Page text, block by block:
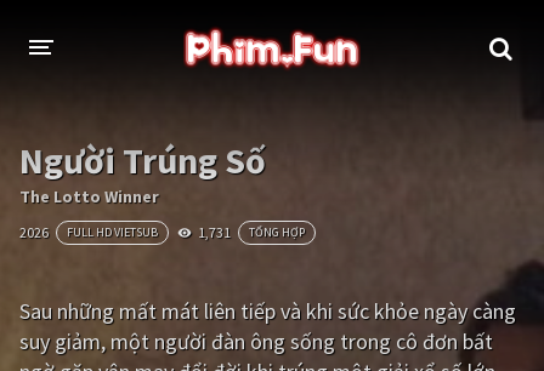
THỂ LOẠI
Thần thoại - Cổ trang
Tâm lý Chiến tranh
Kinh dị Tội phạm - Hình sự
Người Trúng Số
The Lotto Winner
2026 FULL HD VIETSUB 1,731 TỔNG HỢP
Sau những mất mát liên tiếp và khi sức khỏe ngày càng
suy giảm, một người đàn ông sống trong cô đơn bất